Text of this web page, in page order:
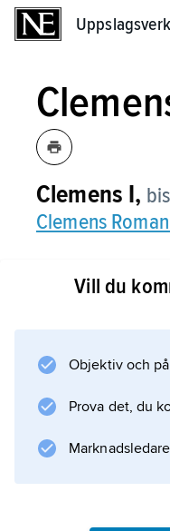
Clemens I,
Clemens
Vill du
Objektiv och
Prova det, du